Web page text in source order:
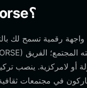
1. ما هي محفظة farthorse؟
لامركزية. ينصب
في مجتمعات